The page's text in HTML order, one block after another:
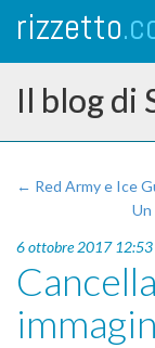
rizzetto
Il blog di
← Red Army e Ice
Un
6 ottobre 2017 12:53